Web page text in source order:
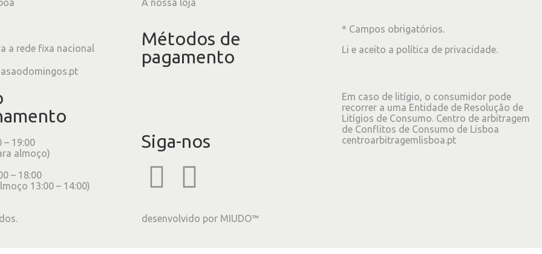
a rede fixa nacional
– 19:00
almoço)
– 18:00
13:00 – 14:00)
A nossa loja
Métodos de
pagamento
Siga-nos
* Campos obrigatórios.
Li e aceito a política de privacidade.
Em caso de litígio, o consumidor pode
recorrer a uma Entidade de Resolução de
Litígios de Consumo. Centro de arbitragem
de Conflitos de Consumo de Lisboa
centroarbitragemlisboa.pt
desenvolvido por MIUDO™